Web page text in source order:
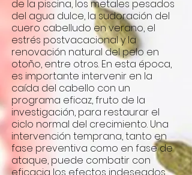
de la piscina, los metales pesados
del agua dulce, la sudoración del
cuero cabelludo en verano, el
estrés postvacacional y la
renovación natural del pelo en
otoño, entre otros. En esta época,
es importante intervenir en la
caída del cabello con un
programa eficaz, fruto de la
investigación, para restaurar el
ciclo normal del crecimiento. Una
intervención temprana, tanto en
fase preventiva como en fase de
ataque, puede combatir con